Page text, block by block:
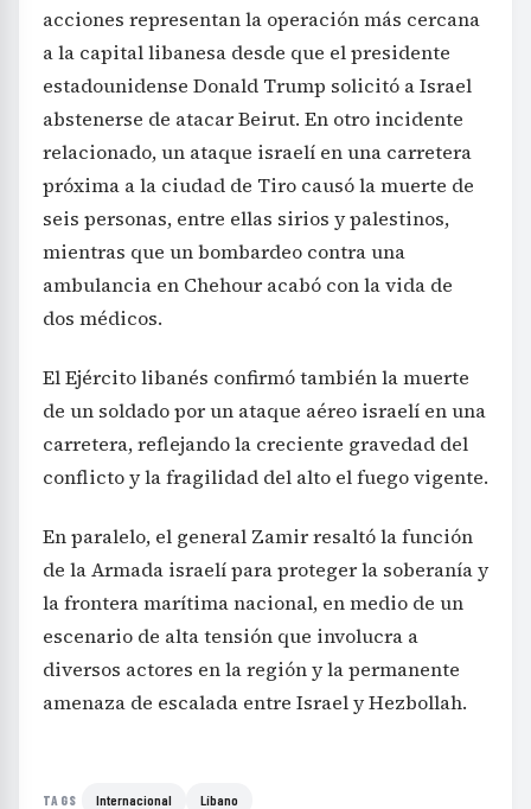
acciones representan la operación más cercana
a la capital libanesa desde que el presidente
estadounidense Donald Trump solicitó a Israel
abstenerse de atacar Beirut. En otro incidente
relacionado, un ataque israelí en una carretera
próxima a la ciudad de Tiro causó la muerte de
seis personas, entre ellas sirios y palestinos,
mientras que un bombardeo contra una
ambulancia en Chehour acabó con la vida de
dos médicos.
El Ejército libanés confirmó también la muerte
de un soldado por un ataque aéreo israelí en una
carretera, reflejando la creciente gravedad del
conflicto y la fragilidad del alto el fuego vigente.
En paralelo, el general Zamir resaltó la función
de la Armada israelí para proteger la soberanía y
la frontera marítima nacional, en medio de un
escenario de alta tensión que involucra a
diversos actores en la región y la permanente
amenaza de escalada entre Israel y Hezbollah.
TAGS Internacional Líbano